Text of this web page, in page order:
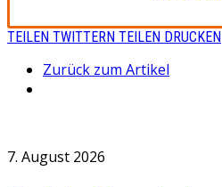
TEILEN TWITTERN TEILEN DRUCKEN
Zurück zum Artikel
7. August 2026